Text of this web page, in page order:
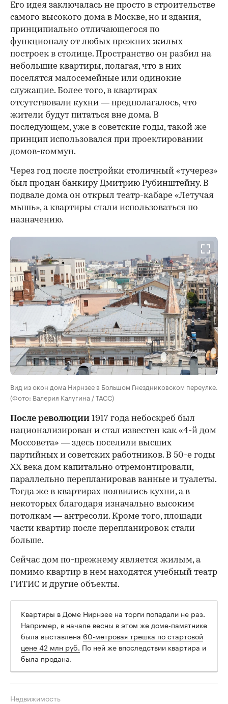
Его идея заключалась не просто в строительстве
самого высокого дома в Москве, но и здания,
принципиально отличающегося по
функционалу от любых прежних жилых
построек в столице. Пространство он разбил на
небольшие квартиры, полагая, что в них
поселятся малосемейные или одинокие
служащие. Более того, в квартирах
отсутствовали кухни — предполагалось, что
жители будут питаться вне дома. В
последующем, уже в советские годы, такой же
принцип использовался при проектировании
домов-коммун.
Через год после постройки столичный «тучерез»
был продан банкиру Дмитрию Рубинштейну. В
подвале дома он открыл театр-кабаре «Летучая
мышь», а квартиры стали использоваться по
назначению.
Вид из окон дома Нирнзее в Большом Гнездниковском переулке.
(Фото: Валерия Калугина / ТАСС)
После революции 1917 года небоскреб был
национализирован и стал известен как «4-й дом
Моссовета» — здесь поселили высших
партийных и советских работников. В 50-е годы
ХХ века дом капитально отремонтировали,
параллельно перепланировав ванные и туалеты.
Тогда же в квартирах появились кухни, а в
некоторых благодаря изначально высоким
потолкам — антресоли. Кроме того, площади
части квартир после перепланировок стали
больше.
Сейчас дом по-прежнему является жилым, а
помимо квартир в нем находятся учебный театр
ГИТИС и другие объекты.
Квартиры в Доме Нирнзее на торги попадали не раз.
Например, в начале весны в этом же доме-памятнике
была выставлена 60-метровая трешка по стартовой
цене 42 млн руб. По ней же впоследствии квартира и
была продана.
Недвижимость